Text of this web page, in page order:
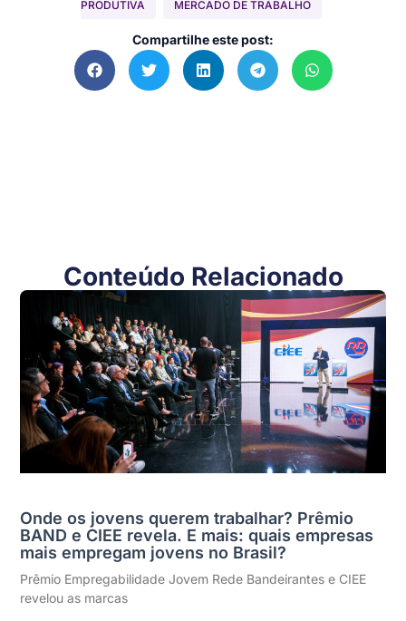
PRODUTIVA
MERCADO DE TRABALHO
Compartilhe este post:
Conteúdo Relacionado
Onde os jovens querem trabalhar? Prêmio
BAND e CIEE revela. E mais: quais empresas
mais empregam jovens no Brasil?
Prêmio Empregabilidade Jovem Rede Bandeirantes e CIEE
revelou as marcas